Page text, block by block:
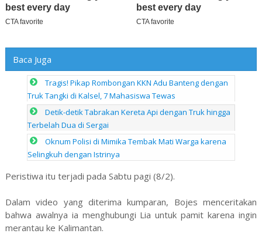
Baca Juga
Tragis! Pikap Rombongan KKN Adu Banteng dengan
Truk Tangki di Kalsel, 7 Mahasiswa Tewas
Detik-detik Tabrakan Kereta Api dengan Truk hingga
Terbelah Dua di Sergai
Oknum Polisi di Mimika Tembak Mati Warga karena
Selingkuh dengan Istrinya
Peristiwa itu terjadi pada Sabtu pagi (8/2).
Dalam video yang diterima kumparan, Bojes menceritakan
bahwa awalnya ia menghubungi Lia untuk pamit karena ingin
merantau ke Kalimantan.